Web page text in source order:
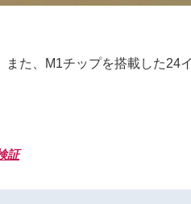
た、M1チップを搭載した24
証